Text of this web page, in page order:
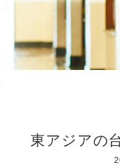
東アジアの